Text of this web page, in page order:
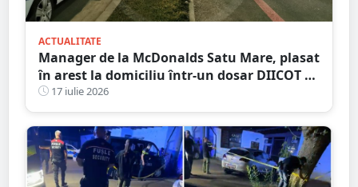
ACTUALITATE
Manager de la McDonalds Satu Mare, plasat
în arest la domiciliu într-un dosar DIICOT de
trafic de droguri
17 iulie 2026